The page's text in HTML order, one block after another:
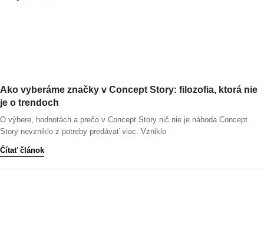
Ako vyberáme značky v Concept Story: filozofia, ktorá nie
je o trendoch
O výbere, hodnotách a prečo v Concept Story nič nie je náhoda Concept
Story nevzniklo z potreby predávať viac. Vzniklo
Čítať článok